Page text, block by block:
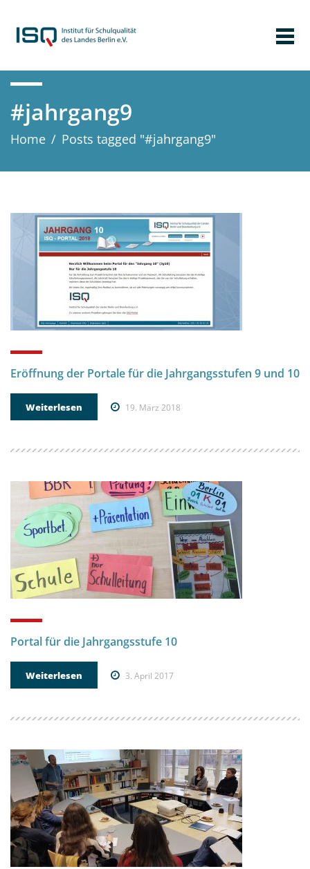
#jahrgang9
Home / Posts tagged "#jahrgang9"
Eröffnung der Portale für die Jahrgangsstufen 9 und 10
Weiterlesen 19. März 2018
Portal für die Jahrgangsstufe 10
Weiterlesen 3. April 2017